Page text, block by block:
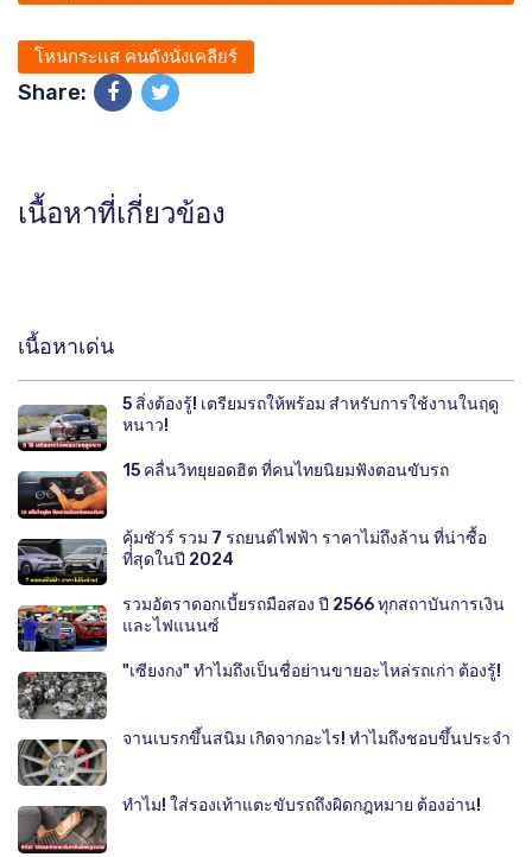
โหนกระเเส คนดังนั่งเคลียร์
Share:
เนื้อหาที่เกี่ยวข้อง
เนื้อหาเด่น
5 สิ่งต้องรู้! เตรียมรถให้พร้อม สำหรับการใช้งานในฤดู
หนาว!
15 คลื่นวิทยุยอดฮิต ที่คนไทยนิยมฟังตอนขับรถ
คุ้มชัวร์ รวม 7 รถยนต์ไฟฟ้า ราคาไม่ถึงล้าน ที่น่าซื้อ
ที่สุดในปี 2024
รวมอัตราดอกเบี้ยรถมือสอง ปี 2566 ทุกสถาบันการเงิน
และไฟแนนซ์
"เซียงกง" ทำไมถึงเป็นชื่อย่านขายอะไหล่รถเก่า ต้องรู้!
จานเบรกขึ้นสนิม เกิดจากอะไร! ทำไมถึงชอบขึ้นประจำ
ทำไม! ใส่รองเท้าแตะขับรถถึงผิดกฎหมาย ต้องอ่าน!